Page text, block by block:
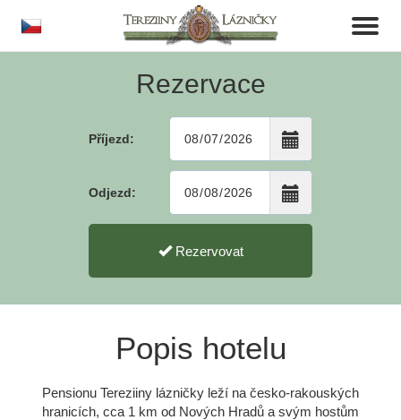
Toggle
Rezervace
Příjezd:
Odjezd:
Rezervovat
Popis hotelu
Pensionu Tereziiny lázničky leží na česko-rakouských
hranicích, cca 1 km od Nových Hradů a svým hostům